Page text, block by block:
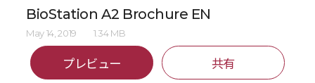
BioStation A2 Brochure EN
May 14, 2019 1.34 MB
プレビュー 共有